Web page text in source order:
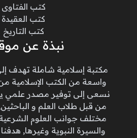
كتب الفتاوى
كتب العقيدة
كتب التاريخ
نبذة عن
مكتبة إسلامية شاملة تهدف
واسعة من الكتب الإسلامية
نسعى إلى توفير مصدر علمي
من قبل طلاب العلم و
مختلف جوانب العلوم الشرعية
والسيرة النبوية وغيرها,